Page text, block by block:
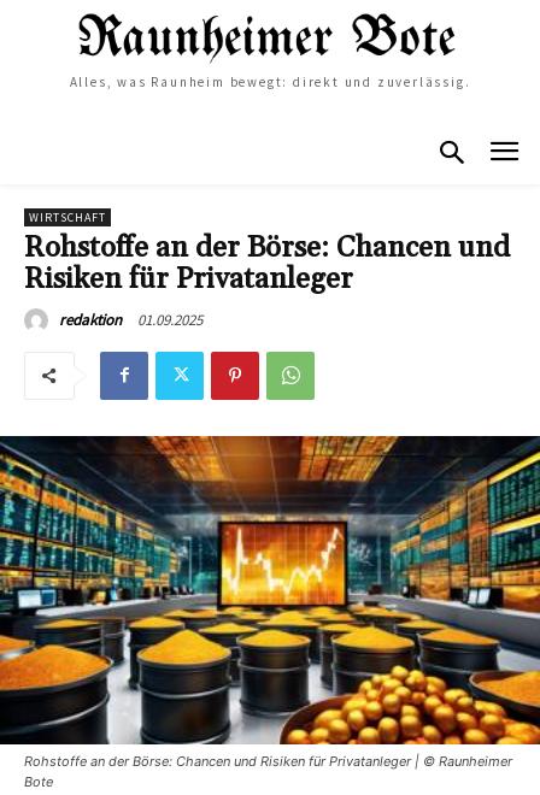
Alles, was Raunheim bewegt: direkt und zuverlässig.
WIRTSCHAFT
Rohstoffe an der Börse: Chancen und
Risiken für Privatanleger
redaktion 01.09.2025
Rohstoffe an der Börse: Chancen und Risiken für Privatanleger | © Raunheimer
Bote